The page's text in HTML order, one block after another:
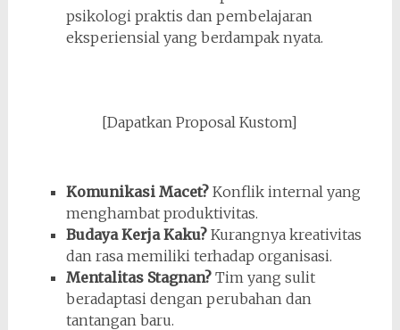
psikologi praktis dan pembelajaran
eksperiensial yang berdampak nyata.
[Dapatkan Proposal Kustom]
Komunikasi Macet?Konflik internal yang
menghambat produktivitas.
Budaya Kerja Kaku?Kurangnya kreativitas
dan rasa memiliki terhadap organisasi.
Mentalitas Stagnan?Tim yang sulit
beradaptasi dengan perubahan dan
tantangan baru.